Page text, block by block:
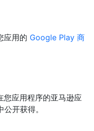
应用的 Google Play 商
您应用程序的亚马逊应
公开获得。